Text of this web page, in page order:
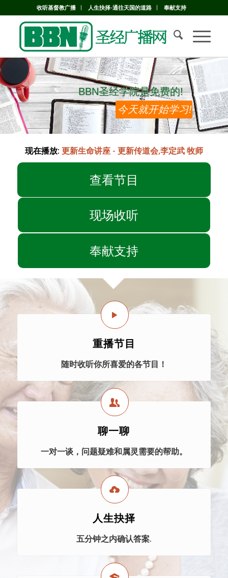
收听基督教广播 人生抉择-通往天国的道路 奉献支持
BBN圣经学院是免费的!
BBN圣经学院是免费的!
今天就开始学习!
现在播放: 更新生命讲座 - 更新传道会,李定武 牧师
查看节目
现场收听
奉献支持
重播节目
随时收听你所喜爱的各节目！
聊一聊
一对一谈，问题疑难和属灵需要的帮助。
人生抉择
五分钟之内确认答案.